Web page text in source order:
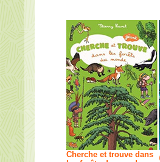
Cherche et trouve dans